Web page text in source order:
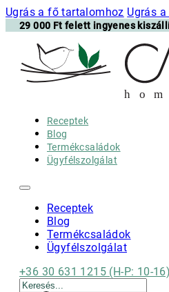
Ugrás a fő tartalomhoz Ugrás
29 000 Ft felett ingyenes
h
Receptek
Blog
Termékcsaládok
Ügyfélszolgálat
Receptek
Blog
Termékcsaládok
Ügyfélszolgálat
+36 30 631 1215 (H-P: 10-16)
Keresés